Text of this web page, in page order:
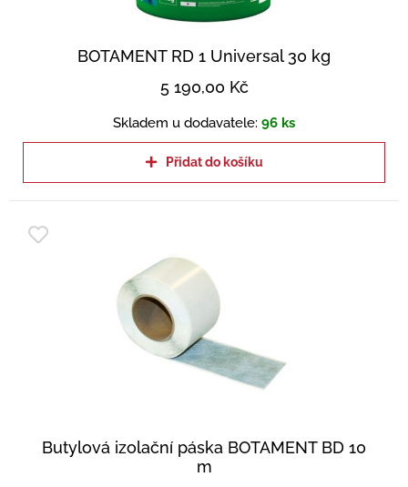
BOTAMENT RD 1 Universal 30 kg
5 190,00 Kč
Skladem u dodavatele: 96 ks
Přidat do košíku
Butylová izolační páska BOTAMENT BD 10
m